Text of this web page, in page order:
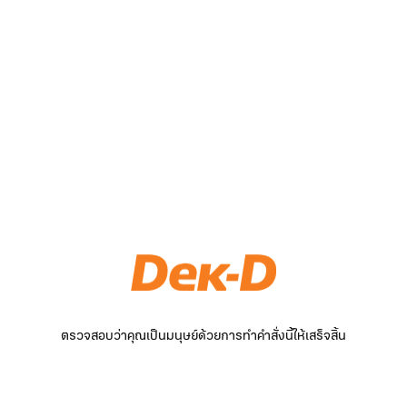
ตรวจสอบว่าคุณเป็นมนุษย์ด้วยการทำคำสั่งนี้ให้เสร็จสิ้น